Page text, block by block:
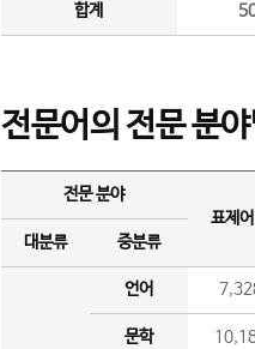
합계
전문어의 전문 분
전문 분야
표제
대분류
중분류
언어
문학